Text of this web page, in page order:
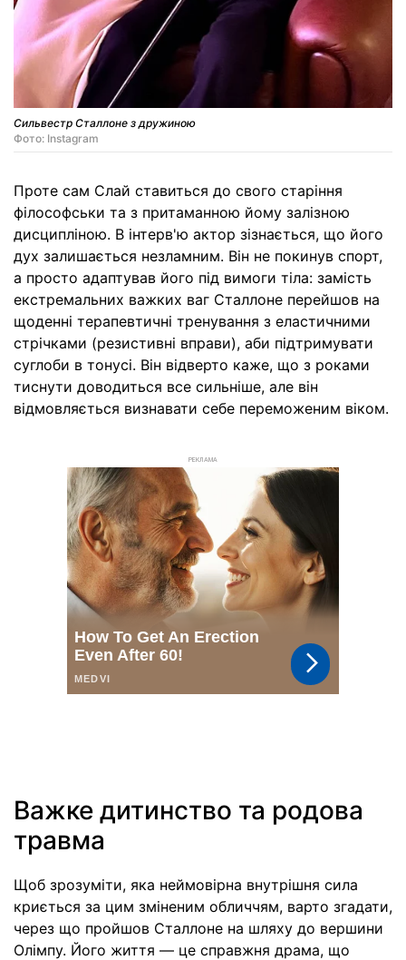
Сильвестр Сталлоне з дружиною
Фото: Instagram
Проте сам Слай ставиться до свого старіння
філософськи та з притаманною йому залізною
дисципліною. В інтерв'ю актор зізнається, що його
дух залишається незламним. Він не покинув спорт,
а просто адаптував його під вимоги тіла: замість
екстремальних важких ваг Сталлоне перейшов на
щоденні терапевтичні тренування з еластичними
стрічками (резистивні вправи), аби підтримувати
суглоби в тонусі. Він відверто каже, що з роками
тиснути доводиться все сильніше, але він
відмовляється визнавати себе переможеним віком.
РЕКЛАМА
Важке дитинство та родова
травма
Щоб зрозуміти, яка неймовірна внутрішня сила
криється за цим зміненим обличчям, варто згадати,
через що пройшов Сталлоне на шляху до вершини
Олімпу. Його життя — це справжня драма, що